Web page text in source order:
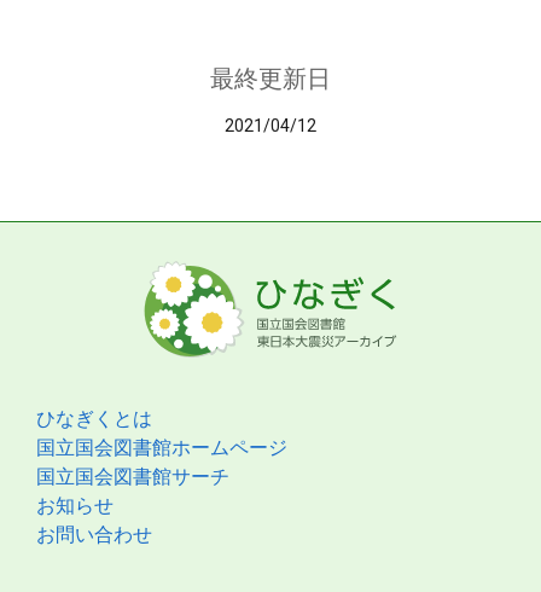
最終更新日
2021/04/12
ひなぎくとは
国立国会図書館ホームページ
国立国会図書館サーチ
お知らせ
お問い合わせ